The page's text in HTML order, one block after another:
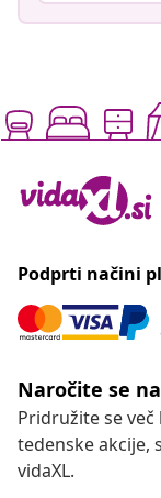
Podprti načini
Naročite se
Pridružite se
tedenske akcije,
vidaXL.